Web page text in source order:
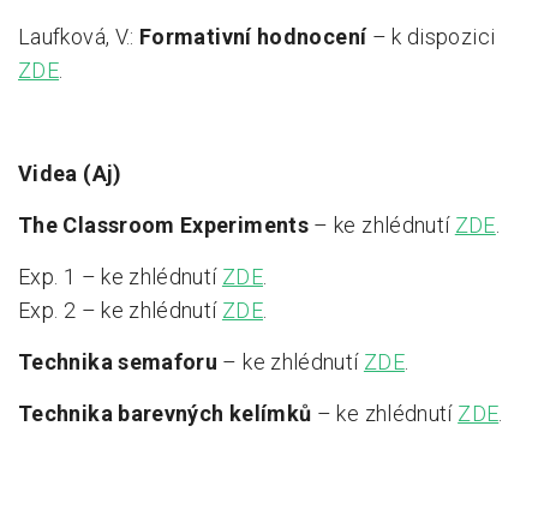
Laufková, V.: Formativní hodnocení– k dispozici
ZDE
Videa (Aj)
The Classroom Experiments – ke zhlédnutí ZDE
Exp. 1 – ke zhlédnutí ZDE
Exp. 2 – ke zhlédnutí ZDE
Technika semaforu – ke zhlédnutí ZDE.
Technika barevných kelímků – ke zhlédnutí ZDE